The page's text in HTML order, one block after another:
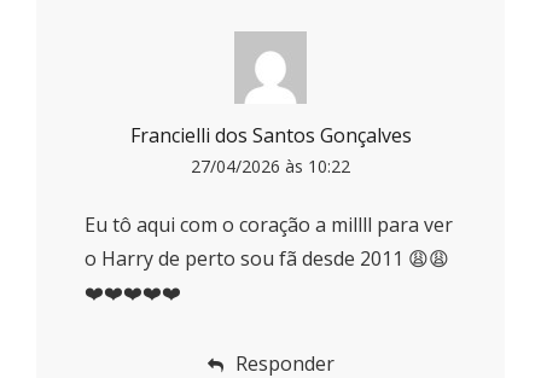
Francielli dos Santos Gonçalves
27/04/2026 às 10:22
Eu tô aqui com o coração a millll para ver
o Harry de perto sou fã desde 2011 😩😩
❤️❤️❤️❤️❤️
Responder